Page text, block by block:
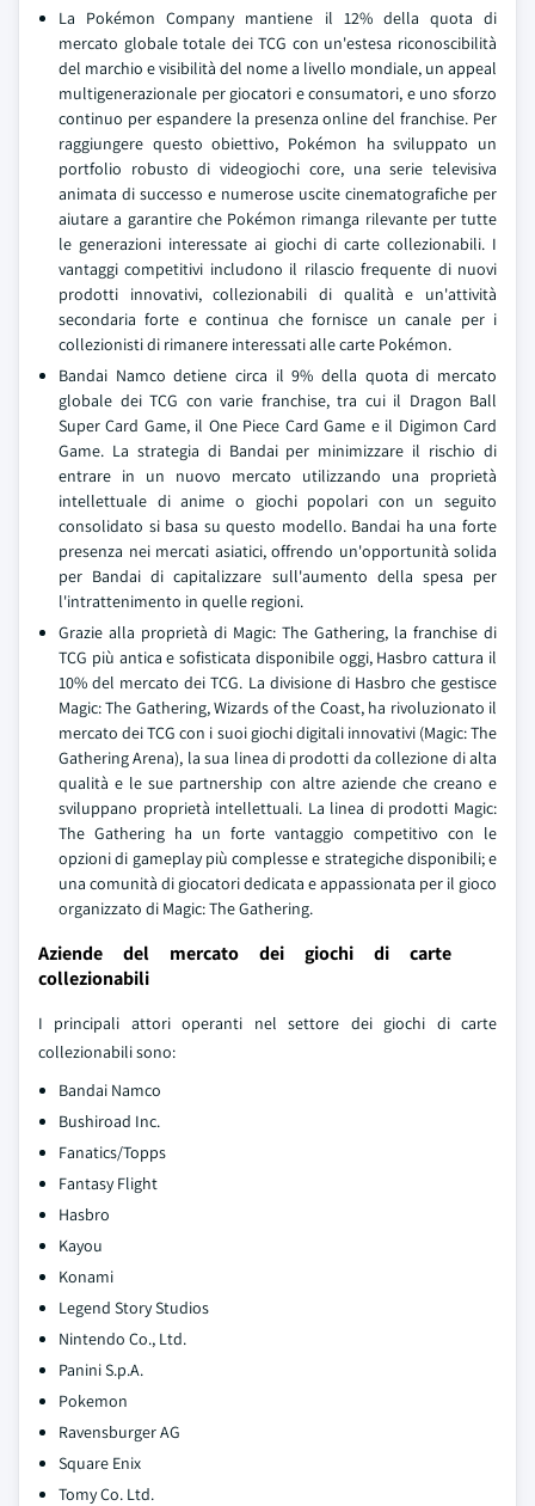
La Pokémon Company mantiene il 12% della quota di
mercato globale totale dei TCG con un'estesa riconoscibilità
del marchio e visibilità del nome a livello mondiale, un appeal
multigenerazionale per giocatori e consumatori, e uno sforzo
continuo per espandere la presenza online del franchise. Per
raggiungere questo obiettivo, Pokémon ha sviluppato un
portfolio robusto di videogiochi core, una serie televisiva
animata di successo e numerose uscite cinematografiche per
aiutare a garantire che Pokémon rimanga rilevante per tutte
le generazioni interessate ai giochi di carte collezionabili. I
vantaggi competitivi includono il rilascio frequente di nuovi
prodotti innovativi, collezionabili di qualità e un'attività
secondaria forte e continua che fornisce un canale per i
collezionisti di rimanere interessati alle carte Pokémon.
Bandai Namco detiene circa il 9% della quota di mercato
globale dei TCG con varie franchise, tra cui il Dragon Ball
Super Card Game, il One Piece Card Game e il Digimon Card
Game. La strategia di Bandai per minimizzare il rischio di
entrare in un nuovo mercato utilizzando una proprietà
intellettuale di anime o giochi popolari con un seguito
consolidato si basa su questo modello. Bandai ha una forte
presenza nei mercati asiatici, offrendo un'opportunità solida
per Bandai di capitalizzare sull'aumento della spesa per
l'intrattenimento in quelle regioni.
Grazie alla proprietà di Magic: The Gathering, la franchise di
TCG più antica e sofisticata disponibile oggi, Hasbro cattura il
10% del mercato dei TCG. La divisione di Hasbro che gestisce
Magic: The Gathering, Wizards of the Coast, ha rivoluzionato il
mercato dei TCG con i suoi giochi digitali innovativi (Magic: The
Gathering Arena), la sua linea di prodotti da collezione di alta
qualità e le sue partnership con altre aziende che creano e
sviluppano proprietà intellettuali. La linea di prodotti Magic:
The Gathering ha un forte vantaggio competitivo con le
opzioni di gameplay più complesse e strategiche disponibili; e
una comunità di giocatori dedicata e appassionata per il gioco
organizzato di Magic: The Gathering.
Aziende del mercato dei giochi di carte
collezionabili
I principali attori operanti nel settore dei giochi di carte
collezionabili sono:
Bandai Namco
Bushiroad Inc.
Fanatics/Topps
Fantasy Flight
Hasbro
Kayou
Konami
Legend Story Studios
Nintendo Co., Ltd.
Panini S.p.A.
Pokemon
Ravensburger AG
Square Enix
Tomy Co. Ltd.